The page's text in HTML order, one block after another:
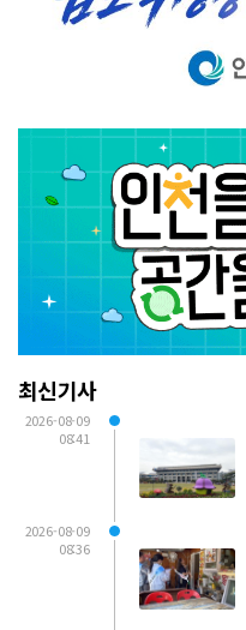
최신기사
2026-08-09
08:41
2026-08-09
08:36